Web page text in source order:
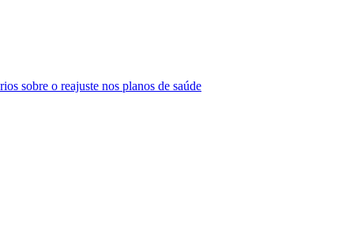
sobre o reajuste nos planos de saúde